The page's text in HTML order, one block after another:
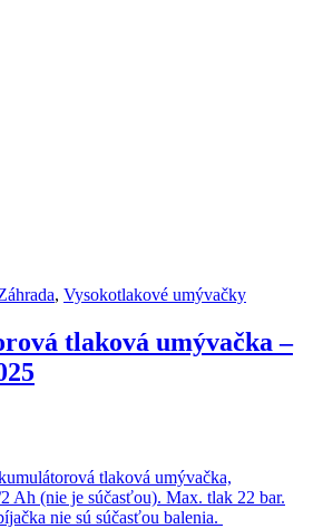
, Vysokotlakové umývačky
tlaková umývačka –
tlaková umývačka,
Ah (nie je súčasťou). Max. tlak 22 bar.
nie sú súčasťou balenia.